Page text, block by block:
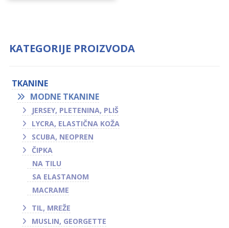
KATEGORIJE PROIZVODA
TKANINE
MODNE TKANINE
JERSEY, PLETENINA, PLIŠ
LYCRA, ELASTIČNA KOŽA
SCUBA, NEOPREN
ČIPKA
NA TILU
SA ELASTANOM
MACRAME
TIL, MREŽE
MUSLIN, GEORGETTE